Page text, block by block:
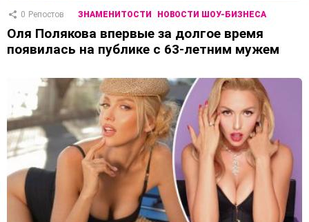
0 Репостов ЗНАМЕНИТОСТИ НОВОСТИ ШОУ-БИЗНЕСА
Оля Полякова впервые за долгое время
появилась на публике с 63-летним мужем